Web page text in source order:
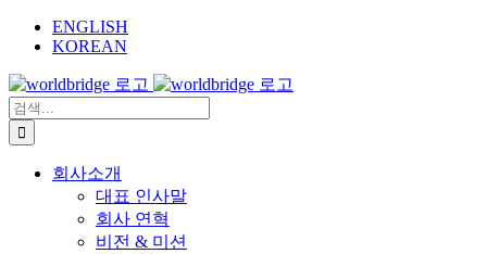
Skip
ENGLISH
KOREAN
검
색:
회사소개
대표 인사말
회사 연혁
비전 & 미션